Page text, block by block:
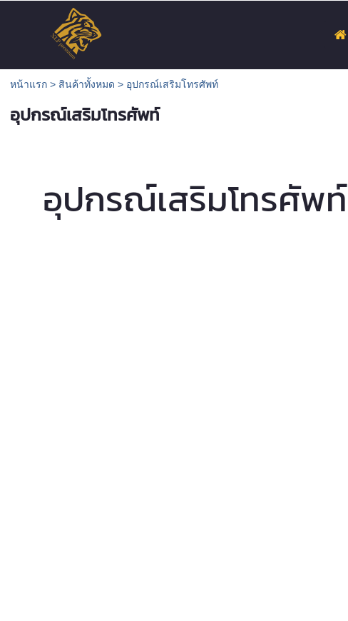
หน้าแรก> สินค้าทั้งหมด > อุปกรณ์เสริมโทรศัพท์
อุปกรณ์เสริมโทรศัพท์
อุปกรณ์เสริมโทรศัพท์